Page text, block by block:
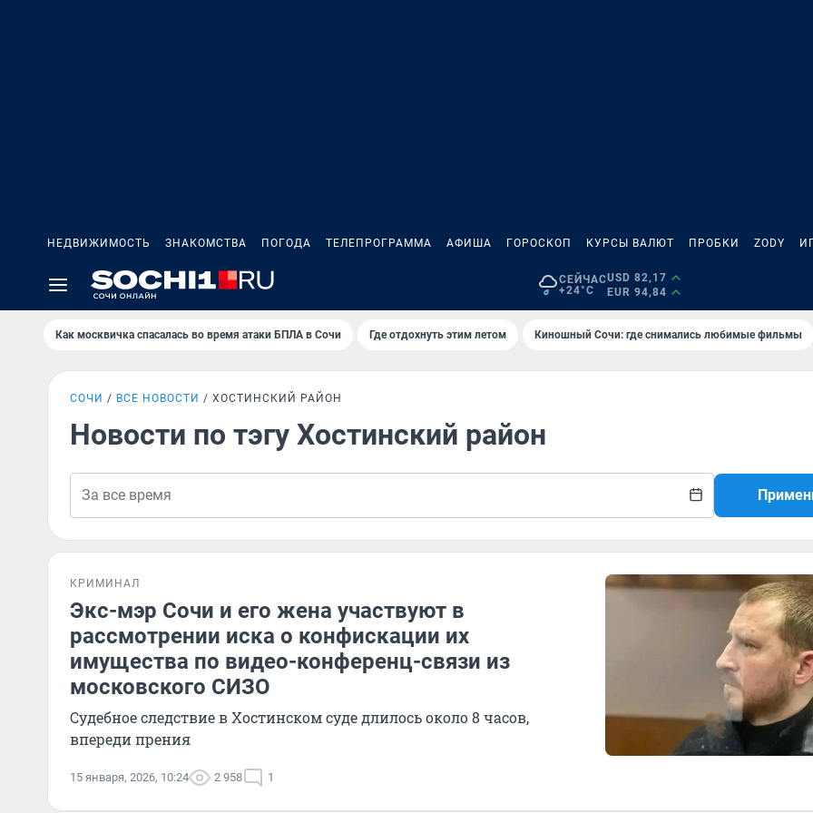
НЕДВИЖИМОСТЬ ЗНАКОМСТВА ПОГОДА ТЕЛЕПРОГРАММА АФИША ГОРОСКОП КУРСЫ ВАЛЮТ ПРОБКИ ZODY
СЕЙЧАС
+24°C
USD 82,17
EUR 94,84
Как москвичка спасалась во время атаки БПЛА в Сочи Где отдохнуть этим летом Киношный Сочи: где снимались любимые фильмы
СОЧИ ВСЕ НОВОСТИ ХОСТИНСКИЙ РАЙОН
Новости по тэгу Хостинский район
КРИМИНАЛ
Экс-мэр Сочи и его жена участвуют в
рассмотрении иска о конфискации их
имущества по видео-конференц-связи из
московского СИЗО
Судебное следствие в Хостинском суде длилось около 8 часов,
впереди прения
15 января, 2026, 10:24 2 958 1